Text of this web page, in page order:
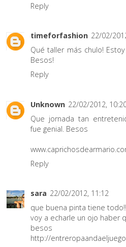
Reply
timeforfashion 22/02/
Qué taller más chulo!
Besos!
Reply
Unknown 22/02/2012,
Que jornada tan
fue genial. Besos
Reply
sara 22/02/2012, 11:12
que buena pinta tiene
voy a echarle un ojo haber
besos
http://